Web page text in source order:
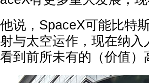
他说，SpaceX可能比特
射与太空运作，现在纳
看到前所未有的（价值）